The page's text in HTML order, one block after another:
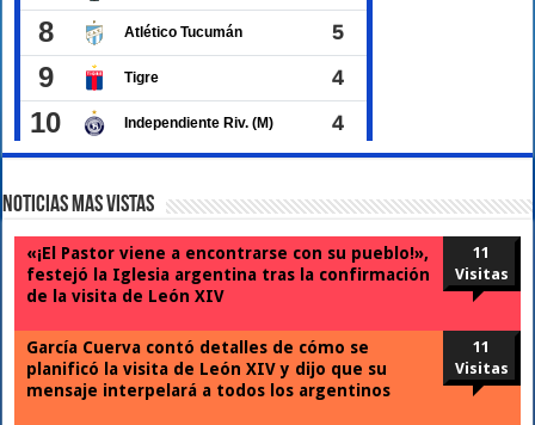
Noticias Mas Vistas
«¡El Pastor viene a encontrarse con su pueblo!»,
festejó la Iglesia argentina tras la confirmación
de la visita de León XIV
11
Visitas
García Cuerva contó detalles de cómo se
planificó la visita de León XIV y dijo que su
mensaje interpelará a todos los argentinos
11
Visitas